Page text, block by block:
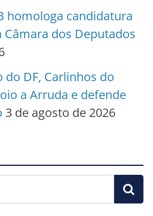
homologa candidatura
Câmara dos Deputados
DF, Carlinhos do
a Arruda e defende
3 de agosto de 2026